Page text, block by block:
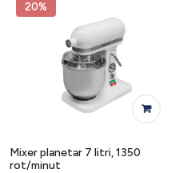
20%
Mixer planetar 7 litri, 1350
rot/minut